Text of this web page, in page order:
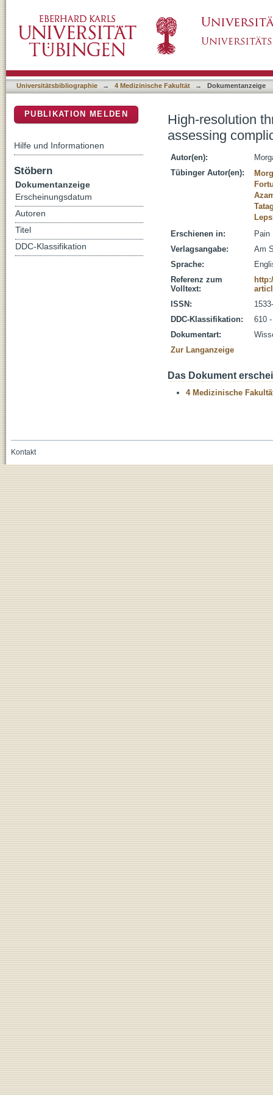
intrathecal drug delivery
Universitätsbibliographie → 4 Medizinische Fakultät → Dokumentanzeige
High-resolution
assessing
Autor(en):
Tübinger Autor(en):
Erschienen in:
Pain
Verlagsangabe:
Am
Sprache:
Referenz zum
Volltext:
ISSN:
DDC-Klassifikation:
610
Dokumentart:
Zur Langanzeige
Das Dokument
4 Medizinische
PUBLIKATION MELDEN
Hilfe und Informationen
Stöbern
Dokumentanzeige
Erscheinungsdatum
Autoren
Titel
DDC-Klassifikation
Kontakt